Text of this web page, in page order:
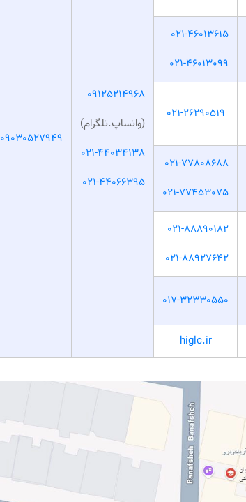
09125214968
(واتساپ.تلگرام)
021-44034138
021-44066395
09030527949
021-46013615
021-46013099
021-26290519
021-77808688
021-77453075
021-88890182
021-88927642
017-32330550
higlc.ir